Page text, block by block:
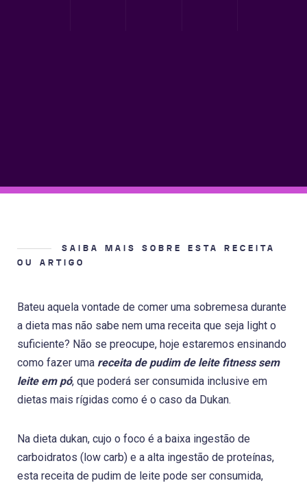
SAIBA MAIS SOBRE ESTA RECEITA
OU ARTIGO
Bateu aquela vontade de comer uma sobremesa durante
a dieta mas não sabe nem uma receita que seja light o
suficiente? Não se preocupe, hoje estaremos ensinando
como fazer uma receita de pudim de leite fitness sem
leite em pó, que poderá ser consumida inclusive em
dietas mais rígidas como é o caso da Dukan.
Na dieta dukan, cujo o foco é a baixa ingestão de
carboidratos (low carb) e a alta ingestão de proteínas,
esta receita de pudim de leite pode ser consumida,